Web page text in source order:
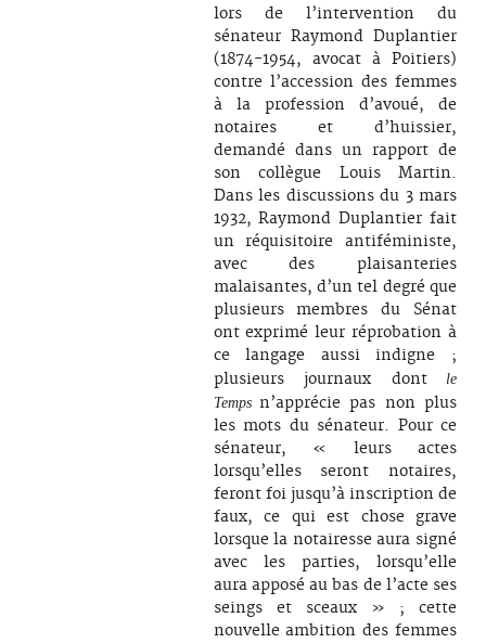
lors de l’intervention du
sénateur Raymond Duplantier
(1874-1954, avocat à Poitiers)
contre l’accession des femmes
à la profession d’avoué, de
notaires et d’huissier,
demandé dans un rapport de
son collègue Louis Martin.
Dans les discussions du 3 mars
1932, Raymond Duplantier fait
un réquisitoire antiféministe,
avec des plaisanteries
malaisantes, d’un tel degré que
plusieurs membres du Sénat
ont exprimé leur réprobation à
ce langage aussi indigne ;
plusieurs journaux dont le
Tempsn’apprécie pas non plus
les mots du sénateur. Pour ce
sénateur, « leurs actes
lorsqu’elles seront notaires,
feront foi jusqu’à inscription de
faux, ce qui est chose grave
lorsque la notairesse aura signé
avec les parties, lorsqu’elle
aura apposé au bas de l’acte ses
seings et sceaux » ; cette
nouvelle ambition des femmes